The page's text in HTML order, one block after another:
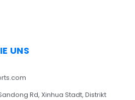
UNS
Rd, Xinhua Stadt, Distrikt